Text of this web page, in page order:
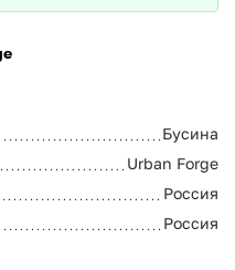
Бусина
Urban Forge
Россия
Россия